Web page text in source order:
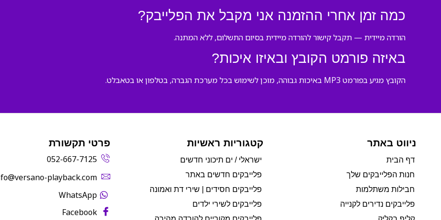
כמה זמן אחרי ההזמנה אני מקבל את הפלייבק?
הורדה מיידית — תקבל קישור להורדה מיידית בסיום התשלום, ללא המתנה.
באיזה פורמט הקובץ ובאיזו איכות?
הקובץ מגיע בפורמט MP3 באיכות גבוהה, מוכן לשימוש בכל מערכת הגברה, בטלפון או בטאבלט.
ניווט באתר
דף הבית
חנות הפלייבקים שלך
חבילות משתלמות
פלייבקים נדירים לקנייה
קטגוריות ראשיות
ישראלי / ים תיכוני חדשים
פלייבקים חדשים באתר
פלייבקים חסידים | שירי דת ואמונה
פלייבקים לשירי ילדים
פרטי תקשורת
052-667-7125
playback.com‬
WhatsApp
Facebook